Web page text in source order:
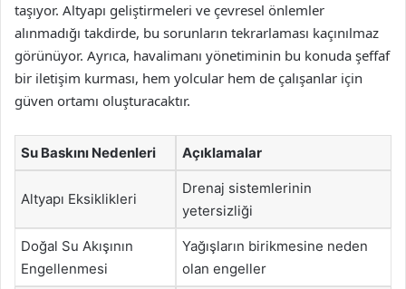
taşıyor. Altyapı geliştirmeleri ve çevresel önlemler
alınmadığı takdirde, bu sorunların tekrarlaması kaçınılmaz
görünüyor. Ayrıca, havalimanı yönetiminin bu konuda şeffaf
bir iletişim kurması, hem yolcular hem de çalışanlar için
güven ortamı oluşturacaktır.
Su Baskını Nedenleri Açıklamalar
Altyapı Eksiklikleri
Drenaj sistemlerinin
yetersizliği
Doğal Su Akışının
Engellenmesi
Yağışların birikmesine neden
olan engeller